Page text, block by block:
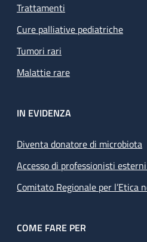
Trattamenti
Cure palliative pediatriche
Tumori rari
Malattie rare
IN EVIDENZA
Diventa donatore di microbiota
Accesso di professionisti
Comitato Regionale per l’Etica
COME FARE PER